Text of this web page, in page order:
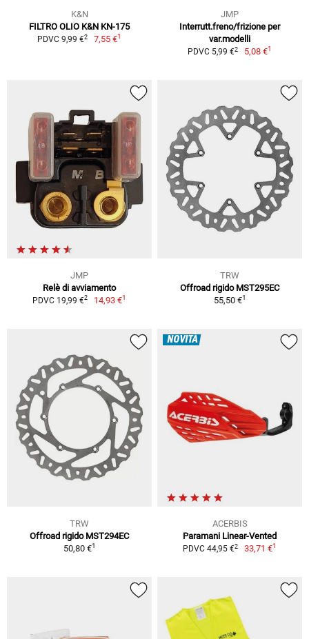
K&N
FILTRO OLIO K&N KN-175
PDVC 9,99 €2 7,55 €1
JMP
Interrutt.freno/frizione per
var.modelli
PDVC 5,99 €2 5,08 €1
JMP
Relè di avviamento
PDVC 19,99 €2 14,93 €1
TRW
Offroad rigido MST295EC
55,50 €1
TRW
Offroad rigido MST294EC
50,80 €1
NOVITÀ
ACERBIS
Paramani Linear-Vented
PDVC 44,95 €2 33,71 €1